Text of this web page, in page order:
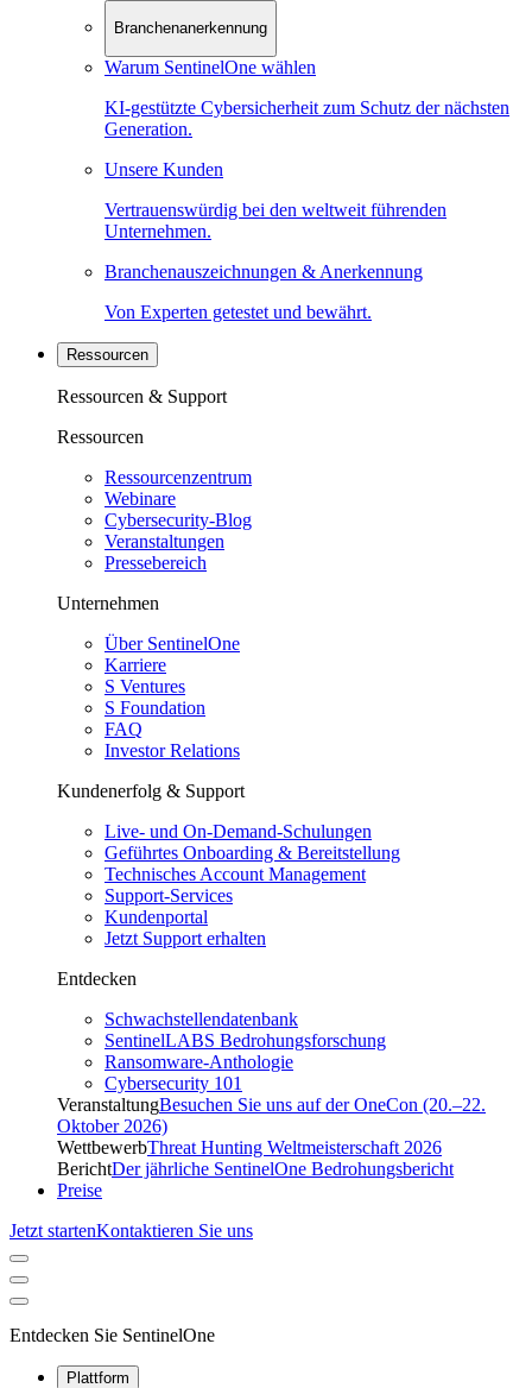
Branchenanerkennung
Warum SentinelOne wählen
KI-gestützte Cybersicherheit zum Schutz der nächsten
Generation.
Unsere Kunden
Vertrauenswürdig bei den weltweit führenden
Unternehmen.
Branchenauszeichnungen & Anerkennung
Von Experten getestet und bewährt.
Ressourcen
Ressourcen & Support
Ressourcen
Ressourcenzentrum
Webinare
Cybersecurity-Blog
Veranstaltungen
Pressebereich
Unternehmen
Über SentinelOne
Karriere
S Ventures
S Foundation
FAQ
Investor Relations
Kundenerfolg & Support
Live- und On-Demand-Schulungen
Geführtes Onboarding & Bereitstellung
Technisches Account Management
Support-Services
Kundenportal
Jetzt Support erhalten
Entdecken
Schwachstellendatenbank
SentinelLABS Bedrohungsforschung
Ransomware-Anthologie
Cybersecurity 101
VeranstaltungBesuchen Sie uns auf der OneCon (20.–22.
Oktober 2026)
WettbewerbThreat Hunting Weltmeisterschaft 2026
BerichtDer jährliche SentinelOne Bedrohungsbericht
Preise
Jetzt startenKontaktieren Sie uns
Entdecken Sie SentinelOne
Plattform